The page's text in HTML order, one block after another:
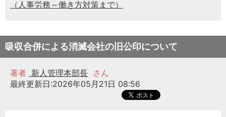
（人事労務～働き方対策まで）
吸収合併による消滅会社の旧公印について
著者 新人管理本部長 さん
最終更新日:2026年05月21日 08:56